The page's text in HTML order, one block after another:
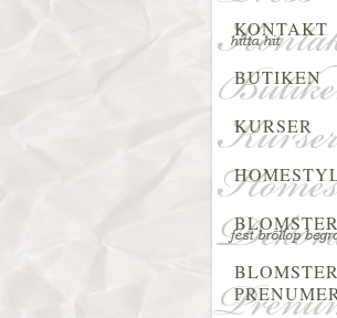
KONTAKT
BUTIKEN
KURSER